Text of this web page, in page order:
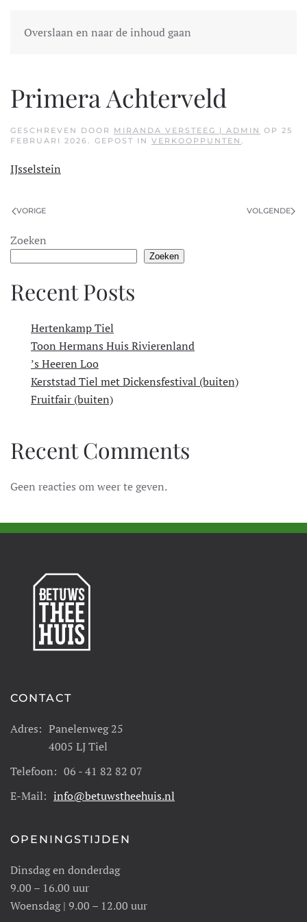
Overslaan en naar de inhoud gaan
Primera Achterveld
GESCHREVEN DOOR MIRANDA VERSTEEG | ADMIN OP 25
FEBRUARI 2026. GEPOST IN VERKOOPPUNTEN .
IJsselstein
VORIGE VOLGENDE
Zoeken
Zoeken
Recent Posts
Hertenkamp Tiel
Toon Hermans Huis Rivierenland
’s Heeren Loo
Kerststad Tiel met Dickensfestival (buiten)
Fruitfair (buiten)
Recent Comments
Geen reacties om weer te geven.
CONTACT
Adres: Panelenweg 25
4005 LJ Tiel
Telefoon: 06 - 41 82 82 07
E-Mail: info@betuwstheehuis.nl
OPENINGSTIJDEN
Dinsdag en donderdag
9.00 – 16.00 uur
Woensdag | 9.00 – 12.00 uur